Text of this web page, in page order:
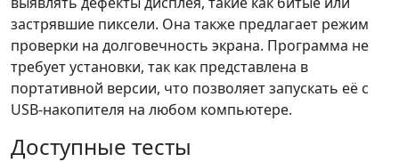
застрявшие пиксели. Она также предлагает режим
проверки на долговечность экрана. Программа не
требует установки, так как представлена в
портативной версии, что позволяет запускать её с
USB-накопителя на любом компьютере.
Доступные тесты